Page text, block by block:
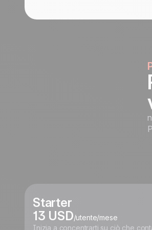
Starter
13 USD/utente/mese
Inizia a concentrarti su ciò che